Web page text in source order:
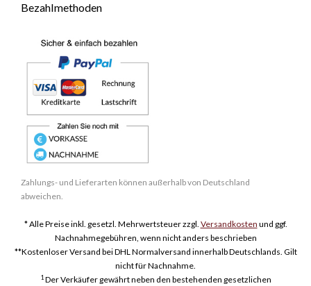
Bezahlmethoden
Zahlungs- und Lieferarten können außerhalb von Deutschland
abweichen.
* Alle Preise inkl. gesetzl. Mehrwertsteuer zzgl. Versandkosten und ggf.
Nachnahmegebühren, wenn nicht anders beschrieben
**Kostenloser Versand bei DHL Normalversand innerhalb Deutschlands. Gilt
nicht für Nachnahme.
1Der Verkäufer gewährt neben den bestehenden gesetzlichen